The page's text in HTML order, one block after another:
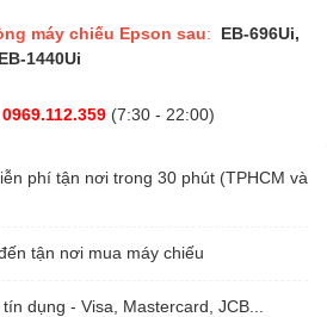
máy chiếu Epson sau: EB-696Ui,
1440Ui
0969.112.359 (7:30 - 22:00)
phí tận nơi trong 30 phút (TPHCM và
tận nơi mua máy chiếu
dụng - Visa, Mastercard, JCB...